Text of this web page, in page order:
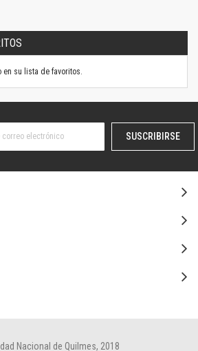
su lista de favoritos.
SUSCRIBIRSE
Nacional de Quilmes, 2018